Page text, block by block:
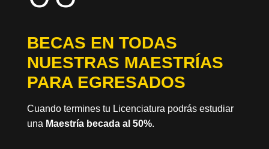
BECAS EN TODAS
NUESTRAS MAESTRÍAS
PARA EGRESADOS
Cuando termines tu Licenciatura podrás estudiar
una Maestría becada al 50%.